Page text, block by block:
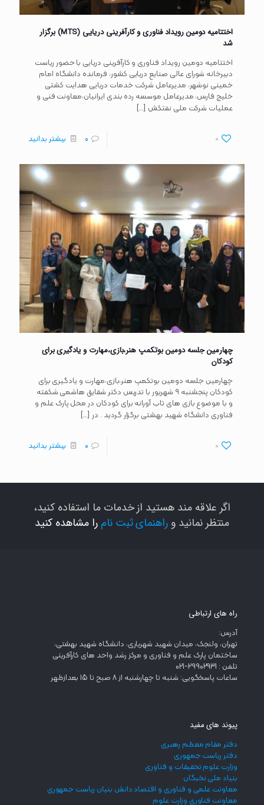
اختتامیه دومین رویداد فناوری و کارآفرینی دریایی (MTS) برگزار
شد
اختتامیه دومین رویداد فناوری و کارآفرینی دریایی با حضور ریاست
دبیرخانه شورای عالی صنایع دریایی کشور، فرمانده دانشگاه امام
خمینی نوشهر، مدیرعامل شرکت خدمات دریایی هدایت کشتی
خلیج فارس، مدیرعامل موسسه رده بندی ایرانیان،معاونت فنی و
عملیات شرکت ملی نفتکش […]
0
0 بیشتر بدانید
چهارمین جلسه دومین بوتکمپ هنر،بازی،مهارت و یادگیری برای
کودکان
چهارمین جلسه دومین بوتکمپ هنر،بازی،مهارت و یادگیری برای
کودکان پنجشنبه ۹ شهریور با تدریس دکتر شقایق هاشمی شکفته
و با موضوع بازی های تاب آورانه برای کودکان در محل پارک علم و
فناوری دانشگاه شهید بهشتی برگزار گردید . در[…]
0
0 بیشتر بدانید
اگر علاقه مند هستید از خدمات ما استفاده کنید،
منتظر نمانید و راهنمای ثبت نام را مشاهده کنید
راه های ارتباطی
آدرس:
تهران، ولنجک، میدان شهید شهریاری، دانشگاه شهید بهشتی،
ساختمان پارک علم و فناوری و مرکز رشد واحد های کارآفرینی
تلفن : 29902931-021
ساعات پاسخگویی: شنبه تا چهارشنبه از 8 صبح تا 15 بعدازظهر
پیوند های مفید
دفتر مقام معظم رهبری
دفتر ریاست جمهوری
وزارت علوم تحقیقات و فناوری
بنیاد ملی نخبگان
معاونت علمی و فناوری و اقتصاد دانش بنیان ریاست جمهوری
معاونت فناوری وزارت علوم